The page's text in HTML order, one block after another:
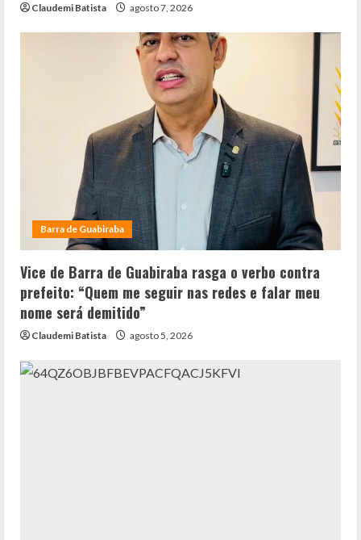
Claudemi Batista agosto 7, 2026
Barra de Guabiraba
Vice de Barra de Guabiraba rasga o verbo contra
prefeito: “Quem me seguir nas redes e falar meu
nome será demitido”
Claudemi Batista agosto 5, 2026